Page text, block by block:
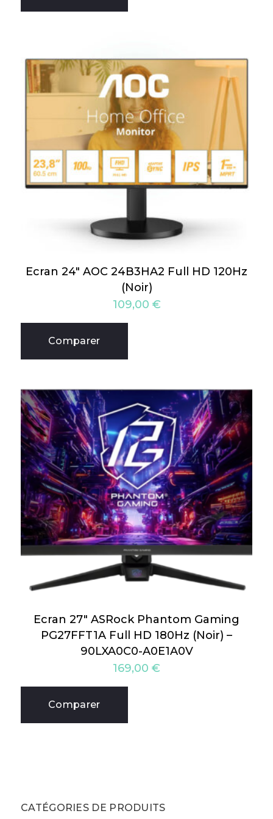
Ecran 24″ AOC 24B3HA2 Full HD 120Hz
(Noir)
109,00 €
Comparer
Ecran 27″ ASRock Phantom Gaming
PG27FFT1A Full HD 180Hz (Noir) –
90LXA0C0-A0E1A0V
169,00 €
Comparer
CATÉGORIES DE PRODUITS